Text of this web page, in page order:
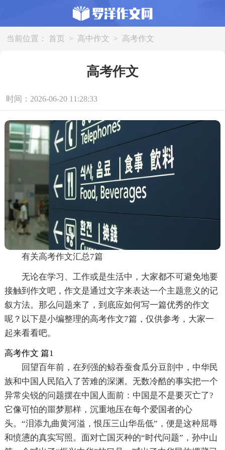
当前位置： 首页 > 高中作文 > 高考作文
高考作文
时间：2026-06-20 11:28:33
有关高考作文汇总7篇
无论在学习、工作或是生活中，大家都不可避免地要
接触到作文吧，作文是通过文字来表达一个主题意义的记
叙方法。那么问题来了，到底应如何写一篇优秀的作文
呢？以下是小编整理的高考作文7篇，仅供参考，大家一
起来看看吧。
高考作文 篇1
回望百年前，在列强的鲸吞蚕食瓜分豆剖中，中华民
族和中国人民陷入了苦难的深渊。无数冷酷的事实把一个
异常尖锐的问题摆在中国人面前：中国是不是要灭亡了?
它像可怕的噩梦那样，沉重地压在每个爱国者的心
头。“泪添九曲黄河溢，恨压三山华岳低”，便是这种屈辱
和愤懑的真实写照。面对亡国灭种的“时代问题”，孙中山